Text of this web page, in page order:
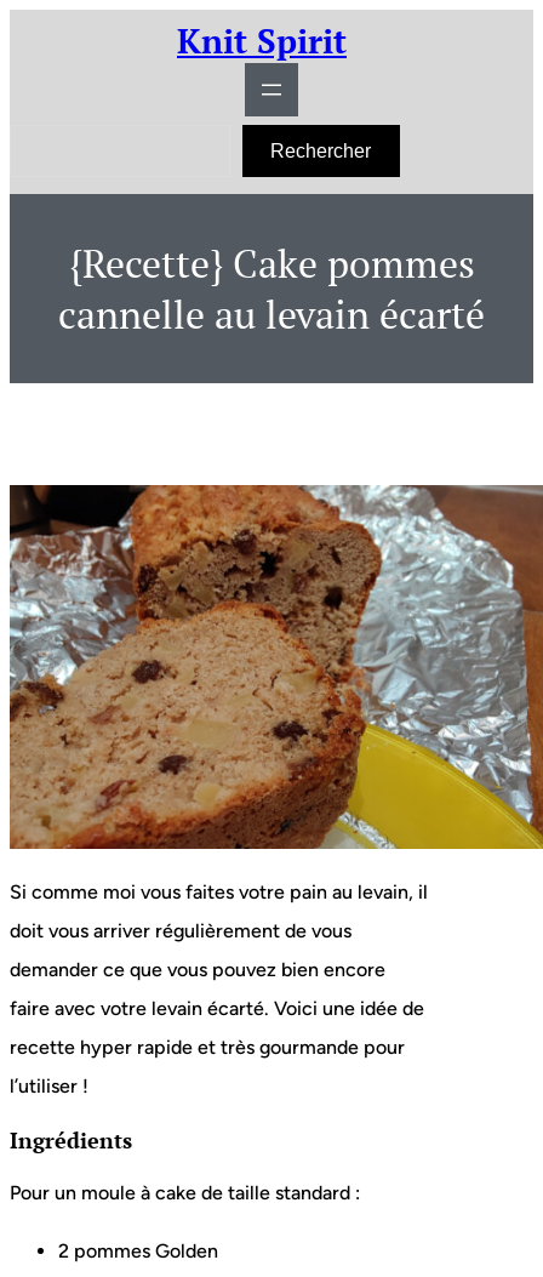
Knit Spirit
h
Rechercher
{Recette} Cake pommes
cannelle au levain écarté
Si comme moi vous faites votre pain au levain, il
doit vous arriver régulièrement de vous
demander ce que vous pouvez bien encore
faire avec votre levain écarté. Voici une idée de
recette hyper rapide et très gourmande pour
l’utiliser !
Ingrédients
Pour un moule à cake de taille standard :
2 pommes Golden